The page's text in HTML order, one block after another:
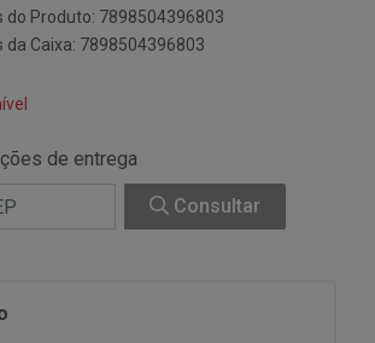
do Produto: 7898504396803
da Caixa: 7898504396803
de entrega
Consultar